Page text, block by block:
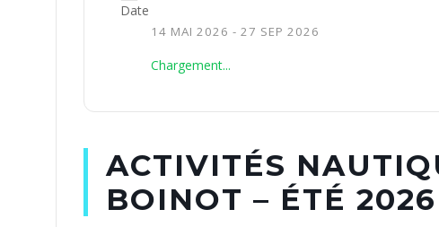
Date
14 MAI 2026 - 27 SEP 2026
Chargement...
ACTIVITÉS
BOINOT – ÉTÉ 2026